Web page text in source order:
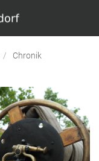
Chronik